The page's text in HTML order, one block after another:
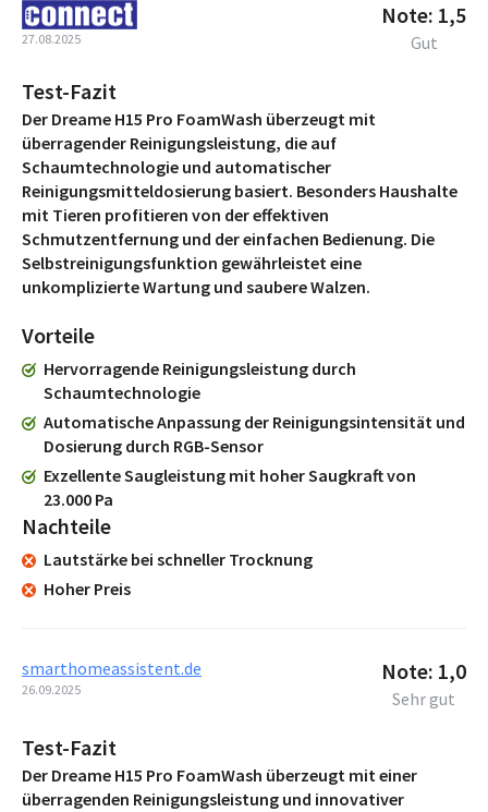
27.08.2025
Note: 1,5
Gut
Test-Fazit
Der Dreame H15 Pro FoamWash überzeugt mit
überragender Reinigungsleistung, die auf
Schaumtechnologie und automatischer
Reinigungsmitteldosierung basiert. Besonders Haushalte
mit Tieren profitieren von der effektiven
Schmutzentfernung und der einfachen Bedienung. Die
Selbstreinigungsfunktion gewährleistet eine
unkomplizierte Wartung und saubere Walzen.
Vorteile
Hervorragende Reinigungsleistung durch
Schaumtechnologie
Automatische Anpassung der Reinigungsintensität und
Dosierung durch RGB-Sensor
Exzellente Saugleistung mit hoher Saugkraft von
23.000 Pa
Nachteile
Lautstärke bei schneller Trocknung
Hoher Preis
smarthomeassistent.de
26.09.2025
Note: 1,0
Sehr gut
Test-Fazit
Der Dreame H15 Pro FoamWash überzeugt mit einer
überragenden Reinigungsleistung und innovativer